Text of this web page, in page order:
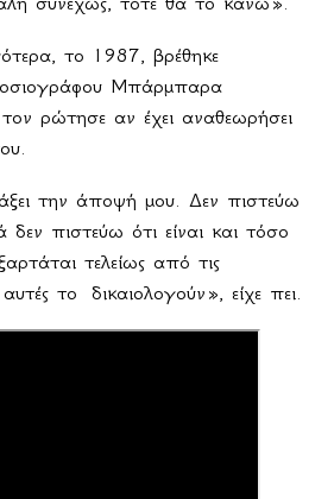
το 1987, βρέθηκε
Μπάρμπαρα
ρώτησε αν έχει αναθεωρήσει
την άποψή μου. Δεν πιστεύω
δεν πιστεύω ότι είναι και τόσο
τελείως από τις
το
δικαιολογούν», είχε πει.